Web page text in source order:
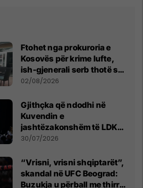
Ftohet nga prokuroria e
Kosovës për krime lufte,
ish-gjenerali serb thotë se
dikush e tradhtoi në
02/08/2026
Gjithçka që ndodhi në
Kuvendin e
jashtëzakonshëm të LDK-
së
30/07/2026
“Vrisni, vrisni shqiptarët”,
skandal në UFC Beograd:
Buzukja u përball me thirrje